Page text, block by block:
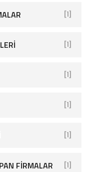
[1]
[1]
[1]
[1]
[1]
FIRMALAR [1]